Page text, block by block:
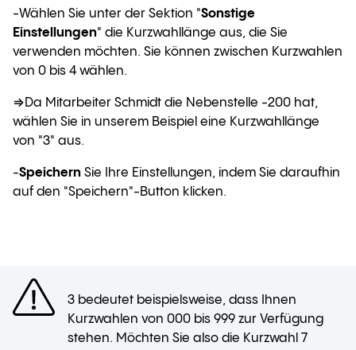
-Wählen Sie unter der Sektion "Sonstige
Einstellungen" die Kurzwahllänge aus, die Sie
verwenden möchten. Sie können zwischen Kurzwahlen
von 0 bis 4 wählen.
⇒Da Mitarbeiter Schmidt die Nebenstelle -200 hat,
wählen Sie in unserem Beispiel eine Kurzwahllänge
von "3" aus.
-Speichern Sie Ihre Einstellungen, indem Sie daraufhin
auf den "Speichern"-Button klicken.
3 bedeutet beispielsweise, dass Ihnen
Kurzwahlen von 000 bis 999 zur Verfügung
stehen. Möchten Sie also die Kurzwahl 7